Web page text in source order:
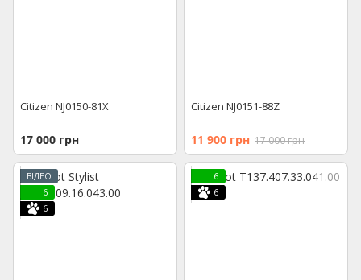
Citizen NJ0150-81X
17 000 грн
Citizen NJ0151-88Z
11 900 грн 17 000 грн
ВІДЕО
6
6
6
6